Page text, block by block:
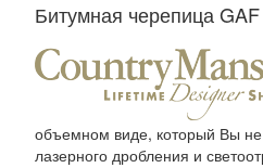
Битумная черепица
объемном виде, который Вы
лазерного дробления и